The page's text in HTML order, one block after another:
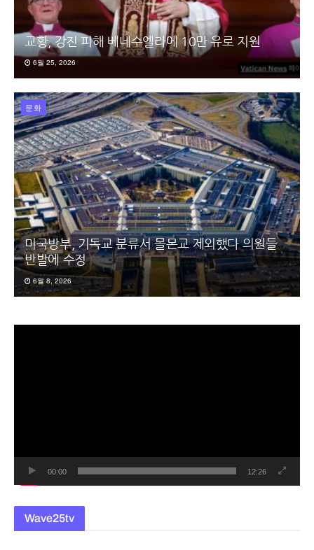
교황, 강진 피해 베네수엘라에 10만 유로 지원
6월 25, 2026
문화
미국방부, 기독교 분류서 몰몬교 제외했다 의원들
반발에 수정
6월 8, 2026
00:00 12:26
Wave25tv